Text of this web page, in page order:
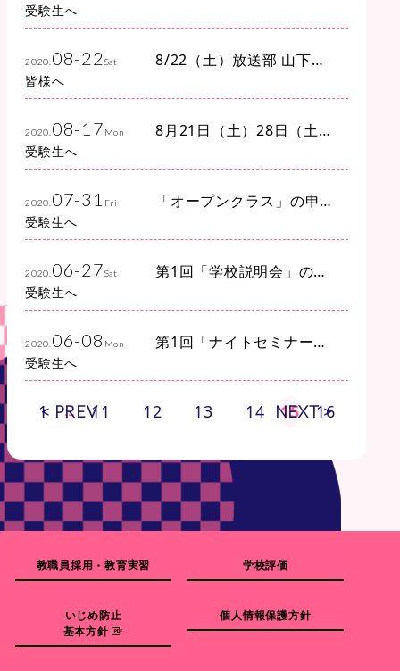
受験生へ
は満員御礼となりました
2020. 08-22 Sat
皆様へ
8/22（土）放送部 山下恵
オ出演！
2020. 08-17 Mon
受験生へ
8月21日（土）28日（土）
トライアルにつきまして
2020. 07-31 Fri
受験生へ
「オープンクラス」の申
2020. 06-27Sat
受験生へ
第1回「学校説明会」の予
2020. 06-08 Mon
受験生へ
第1回「ナイトセミナー＆
員御礼となりました
< PREV
1 … 11 12 13 14 15 16
NEXT >
教職員採用・教育実習 学校評価
いじめ防止
基本方針
個人情報保護方針